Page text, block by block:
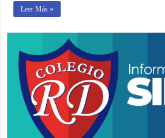
Leer Más »